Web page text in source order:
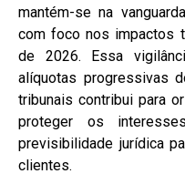
mantém-se na
com foco nos impactos
de 2026. Essa
alíquotas progressivas
tribunais contribui para
proteger os
previsibilidade jurídica
clientes.